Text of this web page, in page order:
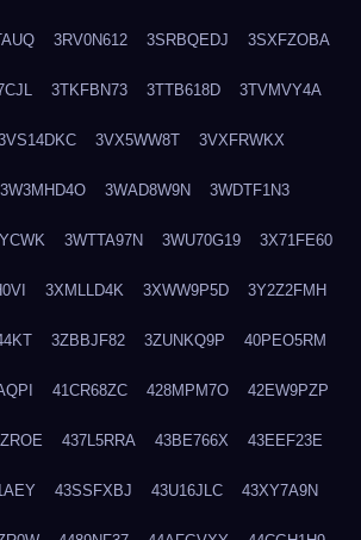
3RV0N612 3SRBQEDJ 3SXFZOBA
3TKFBN73 3TTB618D 3TVMVY4A
3VX5WW8T 3VXFRWKX
3W3MHD4O 3WAD8W9N 3WDTF1N3
3WTTA97N 3WU70G19 3X71FE60
3XMLLD4K 3XWW9P5D 3Y2Z2FMH
3ZBBJF82 3ZUNKQ9P 40PEO5RM
41CR68ZC 428MPM7O 42EW9PZP
437L5RRA 43BE766X 43EEF23E
43SSFXBJ 43U16JLC 43XY7A9N